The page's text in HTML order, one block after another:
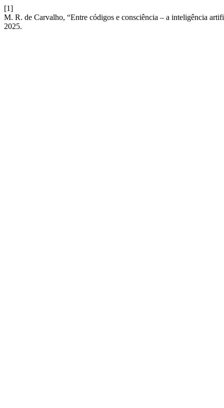
[1]
M. R. de Carvalho, “Entre códigos e consciência – a inteligência
2025.